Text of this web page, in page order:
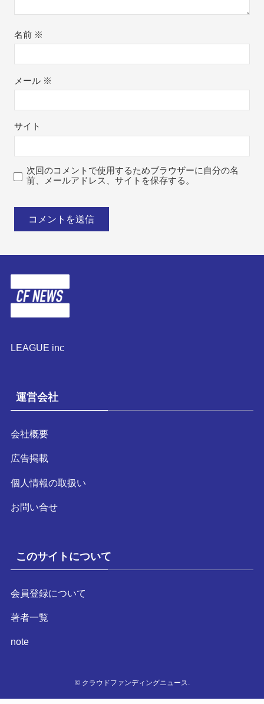
名前 ※
メール ※
サイト
次回のコメントで使用するためブラウザーに自分の名
前、メールアドレス、サイトを保存する。
LEAGUE inc
運営会社
会社概要
広告掲載
個人情報の取扱い
お問い合せ
このサイトについて
会員登録について
著者一覧
note
©クラウドファンディングニュース.